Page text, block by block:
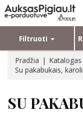
Filtruoti
Pradžia Katalogas
Su pakabukais,
SU